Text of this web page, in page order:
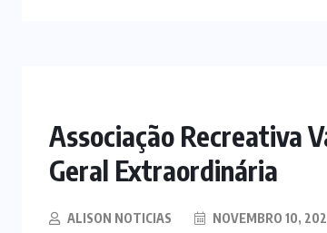
Associação Recreativa
Geral Extraordinária
ALISON NOTICIAS NOVEMBRO 10,